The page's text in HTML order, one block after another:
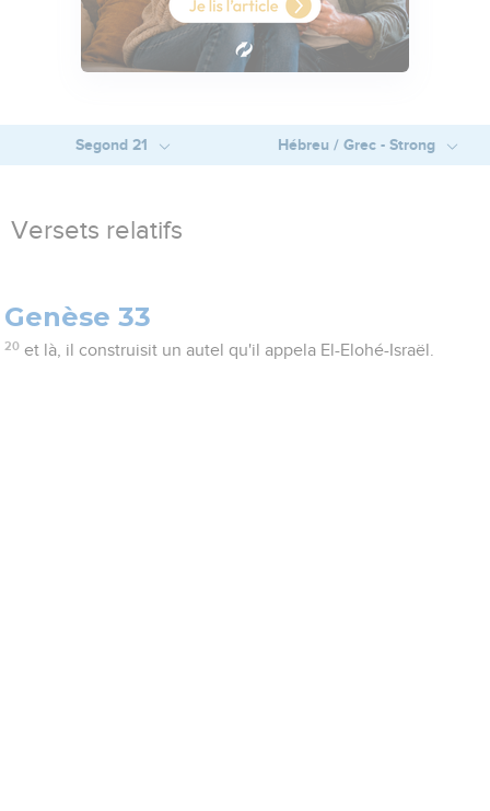
Segond 21 Hébreu / Grec - Strong
Versets relatifs
Genèse 33
20 et là, il construisit un autel qu'il appela El-Elohé-Israël.